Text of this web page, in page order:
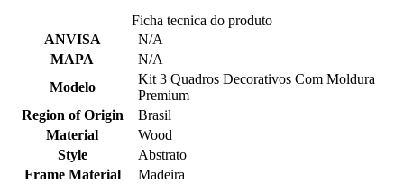
Ficha tecnica do produto
ANVISA
N/A
MAPA
N/A
Modelo
Kit 3 Quadros Decorativos Com Moldura
Premium
Region of Origin
Brasil
Material
Wood
Style
Abstrato
Frame Material
Madeira